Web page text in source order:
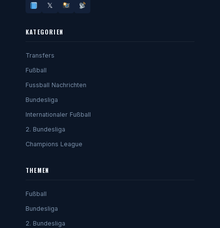
𝕏
KATEGORIEN
Transfers
Fußball
Fussball Nachrichten
Bundesliga
Internationaler Fußball
2. Bundesliga
Champions League
THEMEN
Fußball
Bundesliga
2. Bundesliga